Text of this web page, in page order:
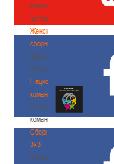
команда
(история)
Женские
сборные
Женские
сборные
Национальная
команда
Национальная
команда
Сборные
3х3
Сборные